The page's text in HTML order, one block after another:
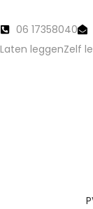
06 17358040
Laten leggenZelf